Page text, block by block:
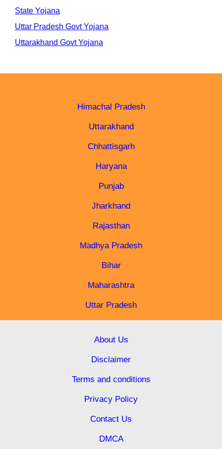
State Yojana
Uttar Pradesh Govt Yojana
Uttarakhand Govt Yojana
Himachal Pradesh
Uttarakhand
Chhattisgarh
Haryana
Punjab
Jharkhand
Rajasthan
Madhya Pradesh
Bihar
Maharashtra
Uttar Pradesh
About Us
Disclaimer
Terms and conditions
Privacy Policy
Contact Us
DMCA